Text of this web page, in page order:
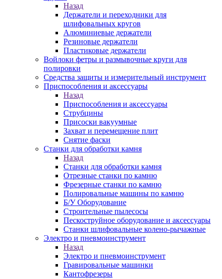
Назад
Держатели и переходники для
шлифовальных кругов
Алюминиевые держатели
Резиновые держатели
Пластиковые держатели
Войлоки фетры и размывочные круги для
полировки
Средства защиты и измерительный инструмент
Приспособления и аксессуары
Назад
Приспособления и аксессуары
Струбцины
Присоски вакуумные
Захват и перемещение плит
Снятие фаски
Станки для обработки камня
Назад
Станки для обработки камня
Отрезные станки по камню
Фрезерные станки по камню
Полировальные машины по камню
Б/У Оборудование
Строительные пылесосы
Пескоструйное оборудование и аксессуары
Станки шлифовальные колено-рычажные
Электро и пневмоинструмент
Назад
Электро и пневмоинструмент
Гравировальные машинки
Кантофрезеры